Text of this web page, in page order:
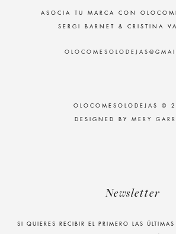
ASOCIA TU MARCA CON
SERGI BARNET & CRISTINA
OLOCOMESOLODEJAS ©
DESIGNED BY MERY
Newsletter
SI QUIERES RECIBIR EL PRIMERO LAS